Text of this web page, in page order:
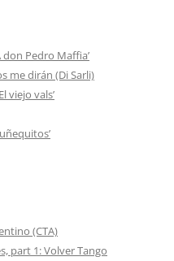
don Pedro Maffia’
me dirán (Di Sarli)
viejo vals’
(CTA)
part 1: Volver Tango